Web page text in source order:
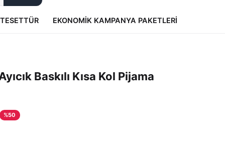
TESETTÜR EKONOMIK KAMPANYA PAKETLERI
Baskılı Kısa Kol Pijama
%50